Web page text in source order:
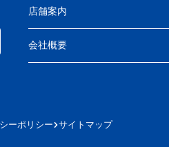
店舗案内
会社概要
ーポリシー サイトマップ